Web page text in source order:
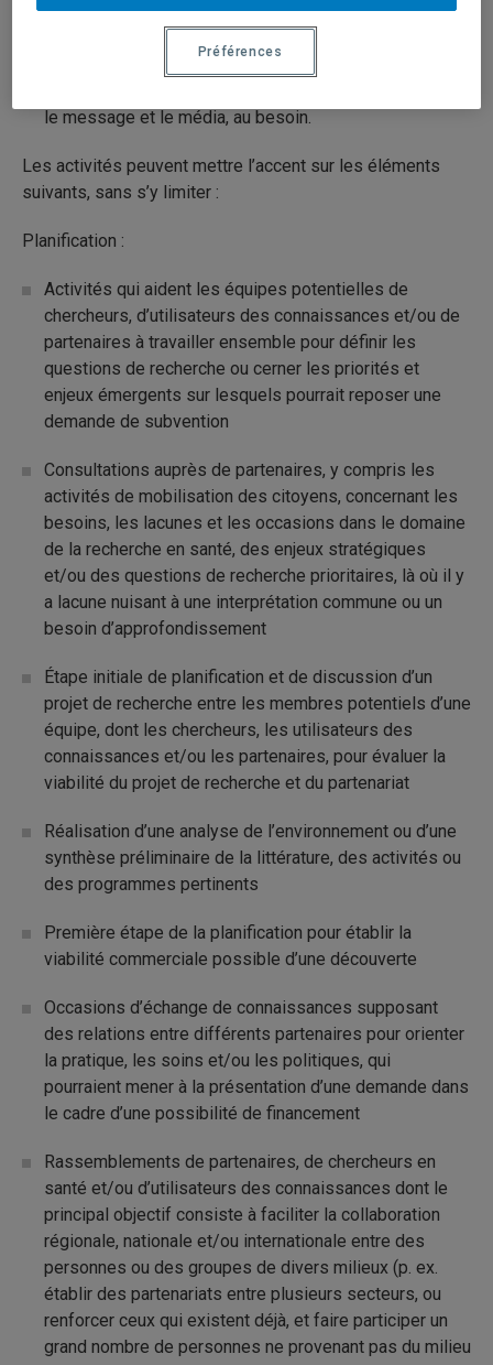
Soutenir les activités de dissémination visant
principalement à communiquer les données issues de
le message et le média, au besoin.
Les activités peuvent mettre l’accent sur les éléments
suivants, sans s’y limiter :
Planification :
Activités qui aident les équipes potentielles de
chercheurs, d’utilisateurs des connaissances et/ou de
partenaires à travailler ensemble pour définir les
questions de recherche ou cerner les priorités et
enjeux émergents sur lesquels pourrait reposer une
demande de subvention
Consultations auprès de partenaires, y compris les
activités de mobilisation des citoyens, concernant les
besoins, les lacunes et les occasions dans le domaine
de la recherche en santé, des enjeux stratégiques
et/ou des questions de recherche prioritaires, là où il y
a lacune nuisant à une interprétation commune ou un
besoin d’approfondissement
Étape initiale de planification et de discussion d’un
projet de recherche entre les membres potentiels d’une
équipe, dont les chercheurs, les utilisateurs des
connaissances et/ou les partenaires, pour évaluer la
viabilité du projet de recherche et du partenariat
Réalisation d’une analyse de l’environnement ou d’une
synthèse préliminaire de la littérature, des activités ou
des programmes pertinents
Première étape de la planification pour établir la
viabilité commerciale possible d’une découverte
Occasions d’échange de connaissances supposant
des relations entre différents partenaires pour orienter
la pratique, les soins et/ou les politiques, qui
pourraient mener à la présentation d’une demande dans
le cadre d’une possibilité de financement
Rassemblements de partenaires, de chercheurs en
santé et/ou d’utilisateurs des connaissances dont le
principal objectif consiste à faciliter la collaboration
régionale, nationale et/ou internationale entre des
personnes ou des groupes de divers milieux (p. ex.
établir des partenariats entre plusieurs secteurs, ou
renforcer ceux qui existent déjà, et faire participer un
grand nombre de personnes ne provenant pas du milieu
Préférences